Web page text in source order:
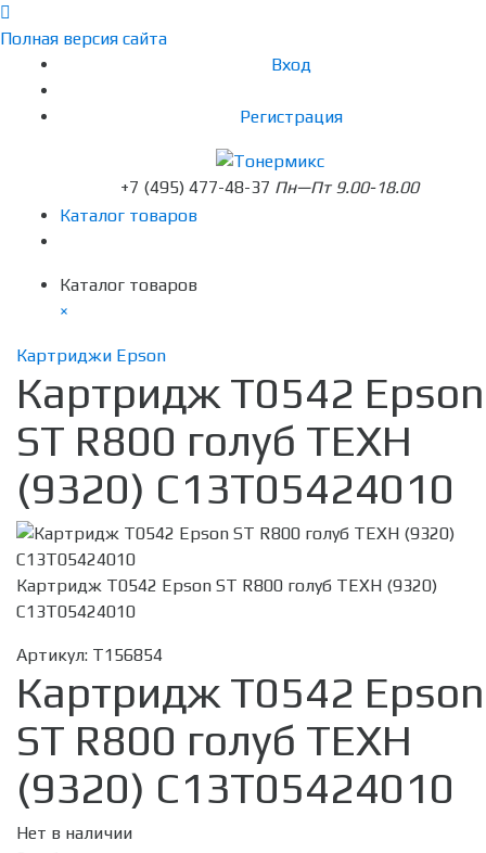
Полная версия сайта
Вход
Регистрация
+7 (495) 477-48-37 Пн—Пт 9.00-18.00
Каталог товаров
Каталог товаров
×
Картриджи Epson
Картридж T0542 Epson
ST R800 голуб ТЕХН
(9320) C13T05424010
Картридж T0542 Epson ST R800 голуб ТЕХН (9320)
C13T05424010
Артикул: T156854
Картридж T0542 Epson
ST R800 голуб ТЕХН
(9320) C13T05424010
Нет в наличии